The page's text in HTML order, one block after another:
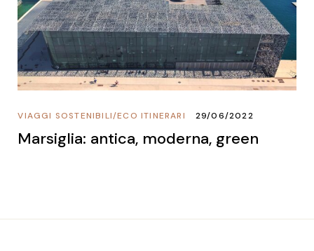
ECO ITINERARI
/
VIAGGI SOSTENIBILI 29/06/2022
Marsiglia: antica, moderna, green